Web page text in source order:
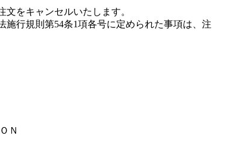
をキャンセルいたします。
行規則第54条1項各号に定められた事項は、注
Ｎ